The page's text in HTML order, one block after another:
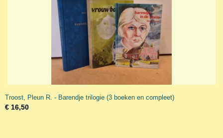
Troost, Pleun R. - Barendje trilogie (3 boeken en compleet)
€ 16,50